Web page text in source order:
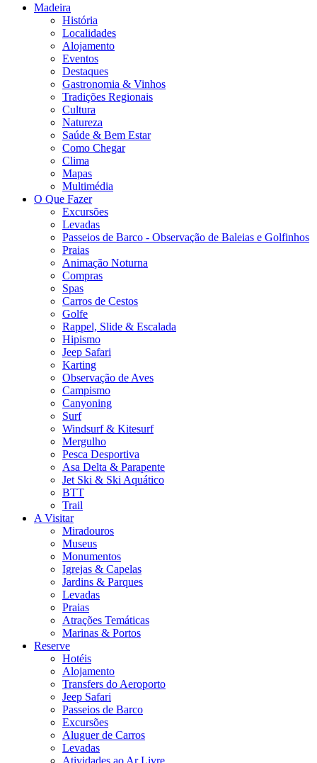
Madeira
História
Localidades
Alojamento
Eventos
Destaques
Gastronomia & Vinhos
Tradições Regionais
Cultura
Natureza
Saúde & Bem Estar
Como Chegar
Clima
Mapas
Multimédia
O Que Fazer
Excursões
Levadas
Passeios de Barco - Observação de Baleias e Golfinhos
Praias
Animação Noturna
Compras
Spas
Carros de Cestos
Golfe
Rappel, Slide & Escalada
Hipismo
Jeep Safari
Karting
Observação de Aves
Campismo
Canyoning
Surf
Windsurf & Kitesurf
Mergulho
Pesca Desportiva
Asa Delta & Parapente
Jet Ski & Ski Aquático
BTT
Trail
A Visitar
Miradouros
Museus
Monumentos
Igrejas & Capelas
Jardins & Parques
Levadas
Praias
Atrações Temáticas
Marinas & Portos
Reserve
Hotéis
Alojamento
Transfers do Aeroporto
Jeep Safari
Passeios de Barco
Excursões
Aluguer de Carros
Levadas
Atividades ao Ar Livre